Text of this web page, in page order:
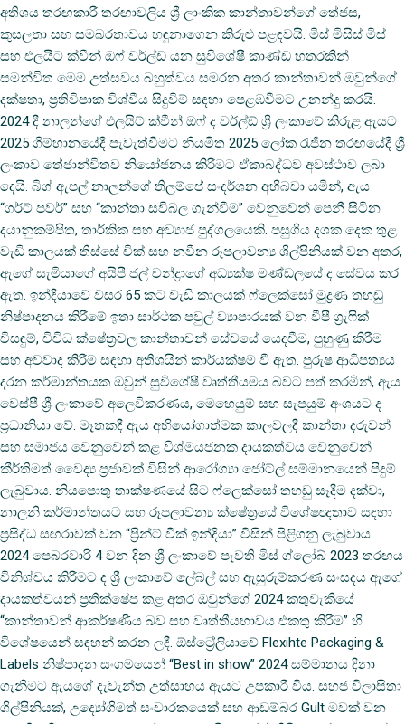
අතිශය තරඟකාරී තරඟාවලිය ශ්‍රී ලාංකික කාන්තාවන්ගේ තේජස,
කුසලතා සහ සමබරතාවය හඳුනාගෙන කිරුළු පළඳවයි. මිස් මිසිස් මිස්
සහ එලයිට් ක්වීන් ඔෆ් වර්ල්ඩ් යන සුවිශේෂී කාණ්ඩ හතරකින්
සමන්විත මෙම උත්සවය බහුත්වය සමරන අතර කාන්තාවන් ඔවුන්ගේ
දක්ෂතා, ප්‍රතිවිපාක විශ්වීය සිදුවීම් සඳහා පෙළඹවීමට උනන්දු කරයි.
2024 දී නාලන්ගේ එලයිට් ක්වීන් ඔෆ් ද වර්ල්ඩ් ශ්‍රී ලංකාවේ කිරුළ ඇයට
2025 ගිම්හානයේදී පැවැත්වීමට නියමිත 2025 ලෝක රැජින තරඟයේදී ශ්‍රී
ලංකාව තේජාන්විතව නියෝජනය කිරීමට ඒකාබද්ධව අවස්ථාව ලබා
දෙයි. බිග් ඇපල් නාලන්ගේ තිලම්පේ සංදර්ශන අභිබවා යමින්, ඇය
“ගර්ට් පවර්” සහ “කාන්තා සවිබල ගැන්වීම” වෙනුවෙන් පෙනී සිටින
දයානුකම්පිත, තාර්කික සහ අව්‍යාජ පුද්ගලයෙකි. පසුගිය දශක දෙක තුළ
වැඩි කාලයක් තිස්සේ චික් සහ නවීන රූපලාවන්‍ය ශිල්පිනියක් වන අතර,
ඇගේ සැමියාගේ අයිපී ජල් චන්ද්‍රාගේ අධ්‍යක්ෂ මණ්ඩලයේ ද සේවය කර
ඇත. ඉන්දියාවේ වසර 65 කට වැඩි කාලයක් ෆ්ලෙක්සෝ මුද්‍රණ තහඩු
නිෂ්පාදනය කිරීමේ ඉතා සාර්ථක පවුල් ව්‍යාපාරයක් වන වීපී ග්‍රැෆික්
විසඳුම්, විවිධ ක්ෂේත්‍රවල කාන්තාවන් සේවයේ යෙදවීම, පුහුණු කිරීම
සහ අවවාද කිරීම සඳහා අතිශයින් කාර්යක්ෂම වී ඇත. පුරුෂ ආධිපත්‍යය
දරන කර්මාන්තයක ඔවුන් සුවිශේෂී වෘත්තීයමය බවට පත් කරමින්, ඇය
වෙස්පී ශ්‍රී ලංකාවේ අලෙවිකරණය, මෙහෙයුම් සහ සැපයුම් අංශයට ද
ප්‍රධානියා වේ. මෑතකදී ඇය අභියෝගාත්මක කාලවලදී කාන්තා දරුවන්
සහ සමාජය වෙනුවෙන් කළ විශ්මයජනක දායකත්වය වෙනුවෙන්
කීර්තිමත් වෛද්‍ය ප්‍රජාවක් විසින් ආරෝග්‍යා ජෝට්ල් සම්මානයෙන් පිදුම්
ලැබුවාය. නියපොතු තාක්ෂණයේ සිට ෆ්ලෙක්සෝ තහඩු සෑදීම දක්වා,
නාලනි කර්මාන්තයට සහ රූපලාවන්‍ය ක්ෂේත්‍රයේ විශේෂඥතාව සඳහා
ප්‍රසිද්ධ සඟරාවක් වන “ප්‍රින්ට් වීක් ඉන්දියා” විසින් පිළිගනු ලැබුවාය.
2024 පෙබරවාරි 4 වන දින ශ්‍රී ලංකාවේ පැවති මිස් ග්ලෝබ් 2023 තරඟය
විනිශ්චය කිරීමට ද ශ්‍රී ලංකාවේ ලේබල් සහ ඇසුරුම්කරණ සංසදය ඇගේ
දායකත්වයන් ප්‍රතික්ෂේප කළ අතර ඔවුන්ගේ 2024 කතුවැකියේ
“කාන්තාවන් ආකර්ෂණීය බව සහ වෘත්තීයභාවය එකතු කිරීම” හි
විශේෂයෙන් සඳහන් කරන ලදී. ඕස්ට්‍රේලියාවේ Flexihte Packaging &
Labels නිෂ්පාදන සංගමයෙන් “Best in show” 2024 සම්මානය දිනා
ගැනීමට ඇයගේ දැවැන්ත උත්සාහය ඇයට උපකාරී විය. සහජ විලාසිතා
ශිල්පිනියක්, උද්‍යෝගිමත් සංචාරකයෙක් සහ ආඩම්බර Gult මවක් වන